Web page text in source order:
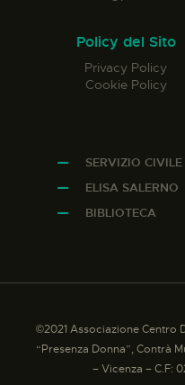
Policy del Sito
Privacy Policy
Cookie Policy
SERVIZIO CIVILE
ELISA SALERNO
BIBLIOTECA
©2021 Associazione Centro
“Presenza Donna”, Contrà
– Vicenza – C.F: